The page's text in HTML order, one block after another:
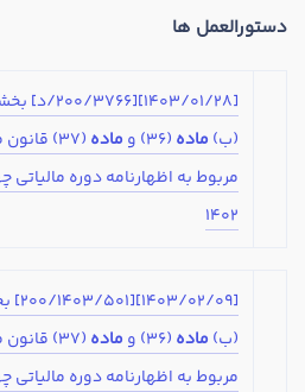
دستورالعمل ها
[1403/01/
(ب) ماده (36) و ماده
(37)
مربوط به اظهارنامه دوره
1402
(ب) ماده (36) و ماده
(37)
مربوط به اظهارنامه دوره